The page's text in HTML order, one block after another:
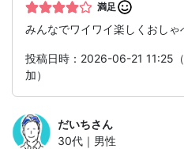
満足
みんなでワイワイ楽しくおしゃ
投稿日時：2026-06-21 11:25
加）
だいちさん
30代｜男性